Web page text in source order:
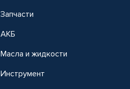
Запчасти
АКБ
Масла и жидкости
Инструмент